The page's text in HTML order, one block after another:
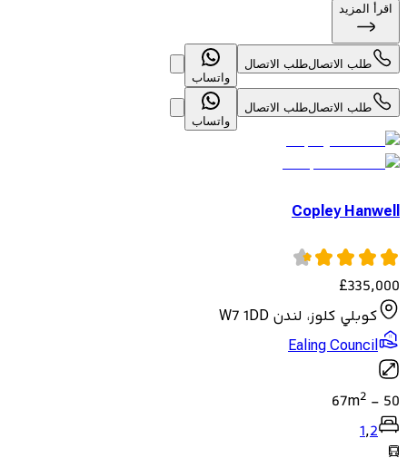
اقرأ المزيد
طلب الاتصالطلب الاتصال
واتساب
طلب الاتصالطلب الاتصال
واتساب
Copley Hanwell
£335,000
كوبلي كلوز، لندن W7 1DD
Ealing Council
50
-
67m2
1,2